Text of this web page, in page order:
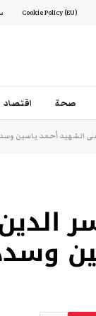
Cookie Policy (EU)
صحة اقتصاد
الشهيد أحمد ياسين
وسدد